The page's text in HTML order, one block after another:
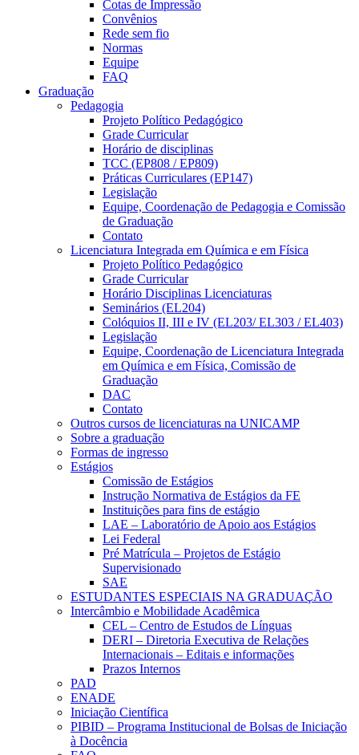
Cotas de Impressão
Convênios
Rede sem fio
Normas
Equipe
FAQ
Graduação
Pedagogia
Projeto Político Pedagógico
Grade Curricular
Horário de disciplinas
TCC (EP808 / EP809)
Práticas Curriculares (EP147)
Legislação
Equipe, Coordenação de Pedagogia e Comissão
de Graduação
Contato
Licenciatura Integrada em Química e em Física
Projeto Político Pedagógico
Grade Curricular
Horário Disciplinas Licenciaturas
Seminários (EL204)
Colóquios II, III e IV (EL203/ EL303 / EL403)
Legislação
Equipe, Coordenação de Licenciatura Integrada
em Química e em Física, Comissão de
Graduação
DAC
Contato
Outros cursos de licenciaturas na UNICAMP
Sobre a graduação
Formas de ingresso
Estágios
Comissão de Estágios
Instrução Normativa de Estágios da FE
Instituições para fins de estágio
LAE – Laboratório de Apoio aos Estágios
Lei Federal
Pré Matrícula – Projetos de Estágio
Supervisionado
SAE
ESTUDANTES ESPECIAIS NA GRADUAÇÃO
Intercâmbio e Mobilidade Acadêmica
CEL – Centro de Estudos de Línguas
DERI – Diretoria Executiva de Relações
Internacionais – Editais e informações
Prazos Internos
PAD
ENADE
Iniciação Científica
PIBID – Programa Institucional de Bolsas de Iniciação
à Docência